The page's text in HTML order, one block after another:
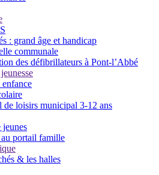
: grand âge et handicap
communale
des défibrillateurs à Pont-l’Abbé
de loisirs municipal 3-12 ans
jeunes
portail famille
& les halles